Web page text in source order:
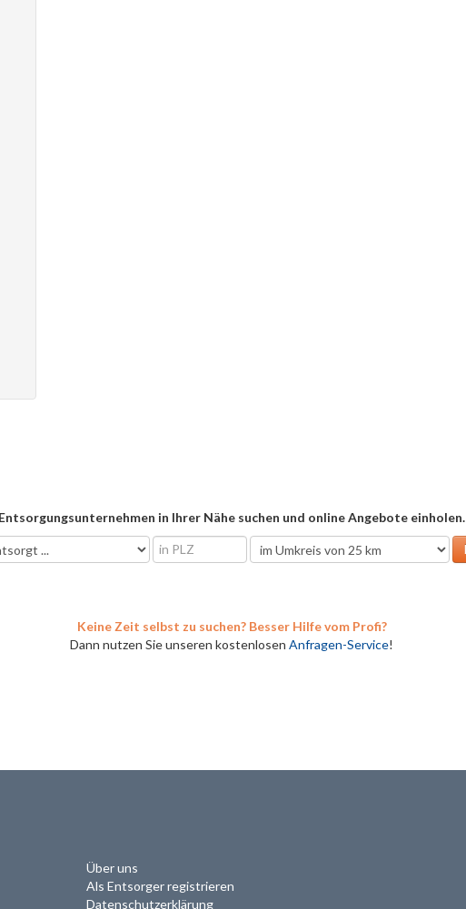
Entsorgungsunternehmen in Ihrer Nähe suchen und online Angebote einholen.
Keine Zeit selbst zu suchen? Besser Hilfe vom Profi?
Dann nutzen Sie unseren kostenlosen Anfragen-Service!
Über uns
Als Entsorger registrieren
Datenschutzerklärung